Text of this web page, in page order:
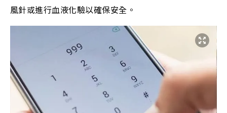
風針或進行血液化驗以確保安全。